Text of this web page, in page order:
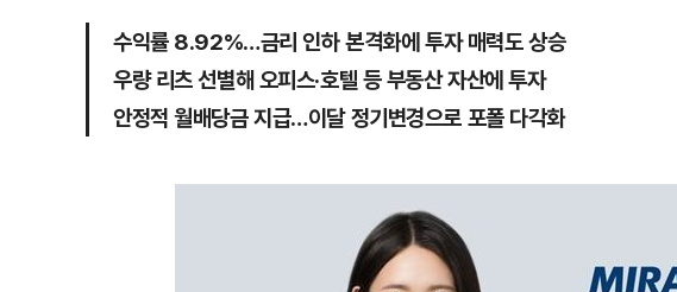
수익률 8.92%…금리 인하 본격화에 투자 매력도 상승
우량 리츠 선별해 오피스·호텔 등 부동산 자산에 투자
안정적 월배당금 지급…이달 정기변경으로 포폴 다각화